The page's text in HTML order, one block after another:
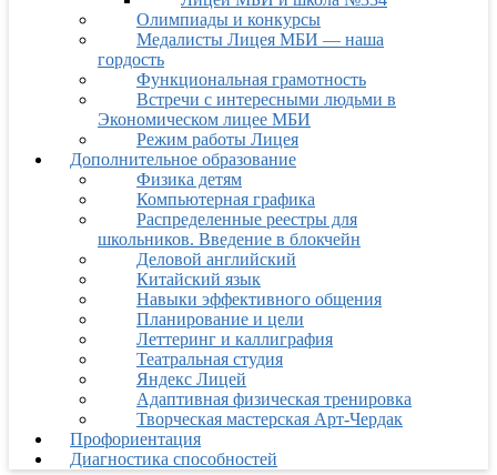
Олимпиады и конкурсы
Медалисты Лицея МБИ — наша
гордость
Функциональная грамотность
Встречи с интересными людьми в
Экономическом лицее МБИ
Режим работы Лицея
Дополнительное образование
Физика детям
Компьютерная графика
Распределенные реестры для
школьников. Введение в блокчейн
Деловой английский
Китайский язык
Навыки эффективного общения
Планирование и цели
Леттеринг и каллиграфия
Театральная студия
Яндекс Лицей
Адаптивная физическая тренировка
Творческая мастерская Арт-Чердак
Профориентация
Диагностика способностей